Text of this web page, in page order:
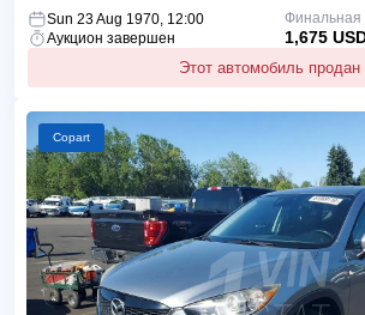
Sun 23 Aug 1970, 12:00
Аукцион завершен
Этот автомобиль продан
Финальная
1,675
Copart